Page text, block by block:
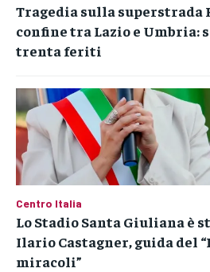
Tragedia sulla superstrada
confine tra Lazio e Umbria:
trenta feriti
Centro Italia
Lo Stadio Santa Giuliana è
Ilario Castagner, guida del
miracoli”